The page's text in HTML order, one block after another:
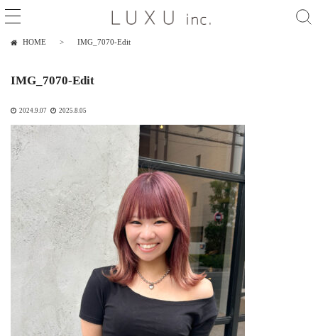
HOME IMG_7070-Edit
IMG_7070-Edit
2024.9.07 2025.8.05